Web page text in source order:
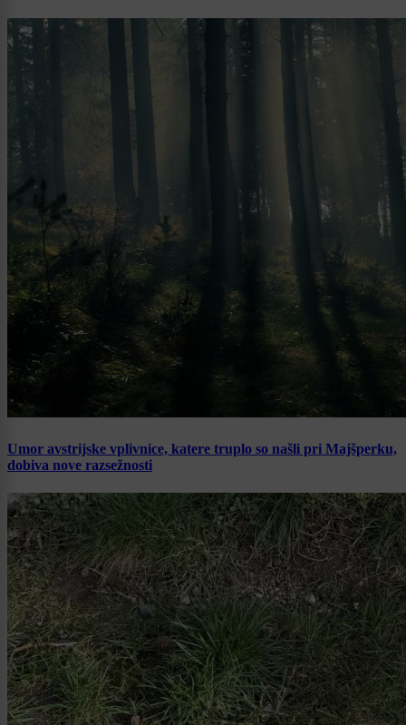
Umor avstrijske vplivnice, katere truplo so našli pri Majšperku,
dobiva nove razsežnosti